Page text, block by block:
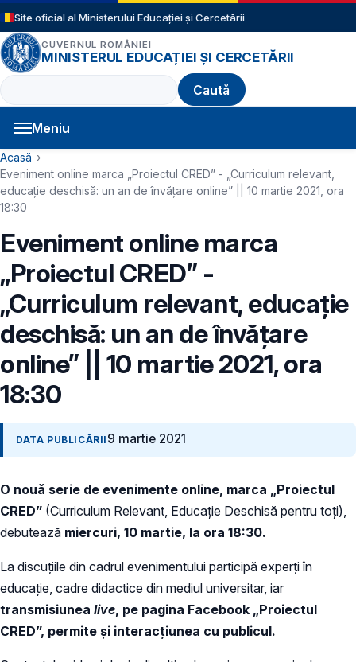
Sari la conținutul principal
Site oficial al Ministerului Educației și Cercetării
GUVERNUL ROMÂNIEI
MINISTERUL EDUCAȚIEI ȘI CERCETĂRII
Caută
Meniu
Navigație principală
Cale de navigare
Acasă
Eveniment online marca „Proiectul CRED” - „Curriculum relevant,
educație deschisă: un an de învățare online” || 10 martie 2021, ora
18:30
Eveniment online marca
„Proiectul CRED” -
„Curriculum relevant, educație
deschisă: un an de învățare
online” || 10 martie 2021, ora
18:30
DATA PUBLICĂRII 9 martie 2021
O nouă serie de evenimente online, marca „Proiectul
CRED” (Curriculum Relevant, Educație Deschisă pentru toți),
debutează miercuri, 10 martie, la ora 18:30.
La discuțiile din cadrul evenimentului participă experți în
educație, cadre didactice din mediul universitar, iar
transmisiunea live, pe pagina Facebook „Proiectul
CRED”, permite și interacțiunea cu publicul.